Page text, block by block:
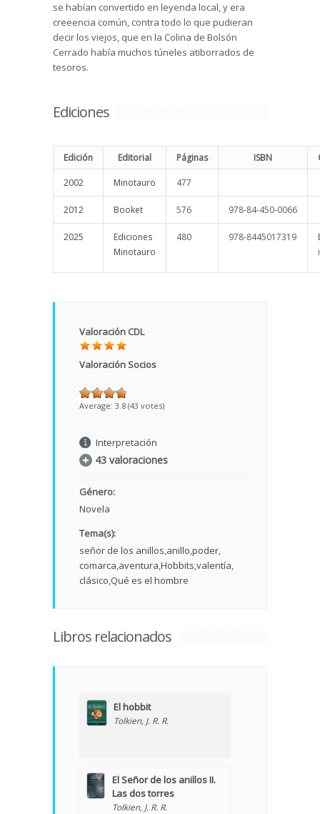
se habían convertido en leyenda local, y era
creeencia común, contra todo lo que pudieran
decir los viejos, que en la Colina de Bolsón
Cerrado había muchos túneles atiborrados de
tesoros.
Ediciones
Edición Editorial Páginas ISBN
2002 Minotauro 477
2012 Booket 576 978-84-450-0066
2025
Ediciones
Minotauro
480 978-8445017319
Valoración CDL
Valoración Socios
Average: 3.8 (43 votes)
Interpretación
43 valoraciones
Género:
Novela
Tema(s):
señor de los anillos anillo poder
comarca aventura Hobbits valentía
clásico Qué es el hombre
Libros relacionados
El hobbit
Tolkien, J. R. R.
El Señor de los anillos II.
Las dos torres
Tolkien, J. R. R.